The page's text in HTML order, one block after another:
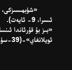
ئىسرا، 9- ئايەت).
«بىز بۇ قۇرئاندا
ئويلانغاي»-(39-سۈرە زۇمەر، 27- ئايەت).